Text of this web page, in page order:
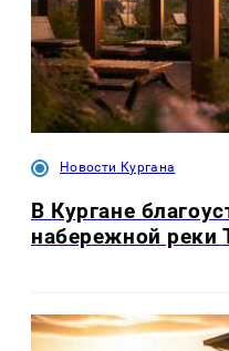
Новости Кургана
В Кургане
набережной реки